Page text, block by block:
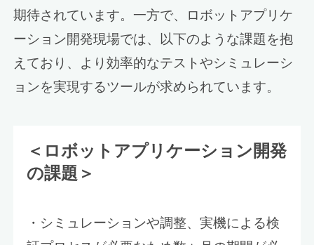
期待されています。一方で、ロボットアプリケ
ーション開発現場では、以下のような課題を抱
えており、より効率的なテストやシミュレーシ
ョンを実現するツールが求められています。
＜ロボットアプリケーション開発
の課題＞
・シミュレーションや調整、実機による検